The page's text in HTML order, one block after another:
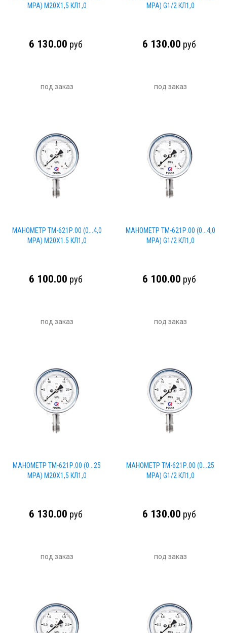
МРА) М20Х1,5 КЛ1,0
6 130.00 руб
под заказ
МРА) G1/2 КЛ1,0
6 130.00 руб
под заказ
МАНОМЕТР ТМ-621Р.00 (0...4,0
MPA) М20Х1.5 КЛ1,0
6 100.00 руб
под заказ
МАНОМЕТР ТМ-621Р.00 (0...4,0
MPA) G1/2 КЛ1,0
6 100.00 руб
под заказ
МАНОМЕТР ТМ-621Р.00 (0...25
МРА) М20Х1,5 КЛ1,0
6 130.00 руб
под заказ
МАНОМЕТР ТМ-621Р.00 (0...25
МРА) G1/2 КЛ1,0
6 130.00 руб
под заказ